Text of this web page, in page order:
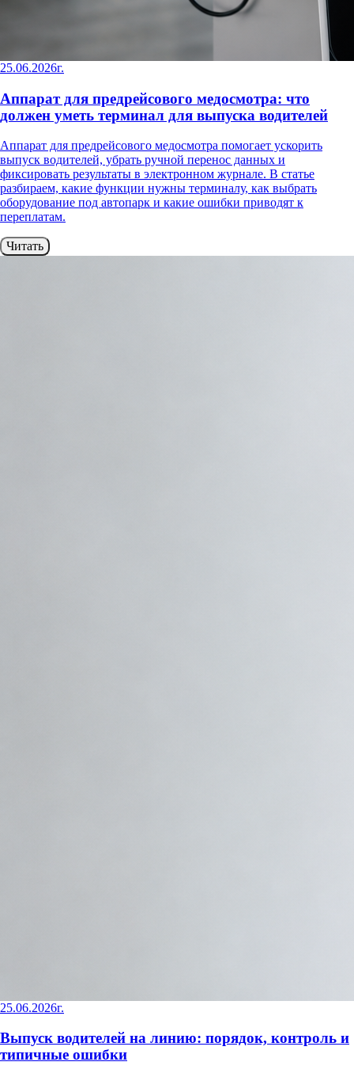
25.06.2026г.
Аппарат для предрейсового медосмотра: что
должен уметь терминал для выпуска водителей
Аппарат для предрейсового медосмотра помогает ускорить
выпуск водителей, убрать ручной перенос данных и
фиксировать результаты в электронном журнале. В статье
разбираем, какие функции нужны терминалу, как выбрать
оборудование под автопарк и какие ошибки приводят к
переплатам.
Читать
25.06.2026г.
Выпуск водителей на линию: порядок, контроль и
типичные ошибки